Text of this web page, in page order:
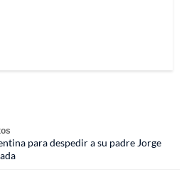
para despedir a su padre Jorge